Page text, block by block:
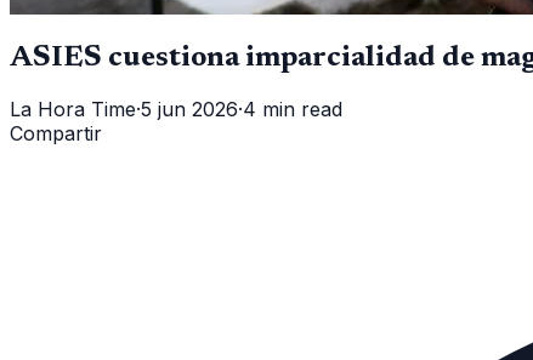
ASIES cuestiona imparcialidad de
La Hora Time·5 jun 2026·4 min read
Compartir